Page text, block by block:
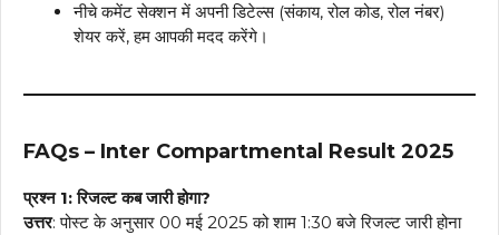
नीचे कमेंट सेक्शन में अपनी डिटेल्स (संकाय, रोल कोड, रोल नंबर)
शेयर करें, हम आपकी मदद करेंगे।
FAQs – Inter Compartmental Result 2025
प्रश्न 1: रिजल्ट कब जारी होगा?
उत्तर: पोस्ट के अनुसार 00 मई 2025 को शाम 1:30 बजे रिजल्ट जारी होना